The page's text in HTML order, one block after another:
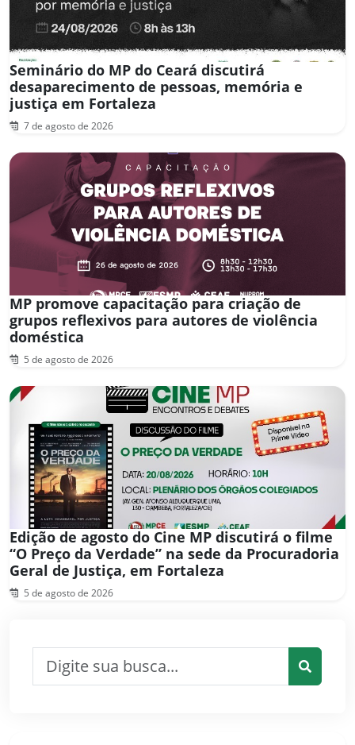
Seminário do MP do Ceará discutirá
desaparecimento de pessoas, memória e
justiça em Fortaleza
7 de agosto de 2026
MP promove capacitação para criação de
grupos reflexivos para autores de violência
doméstica
5 de agosto de 2026
Edição de agosto do Cine MP discutirá o filme
“O Preço da Verdade” na sede da Procuradoria
Geral de Justiça, em Fortaleza
5 de agosto de 2026